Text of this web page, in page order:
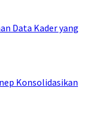
Data Kader yang
Konsolidasikan